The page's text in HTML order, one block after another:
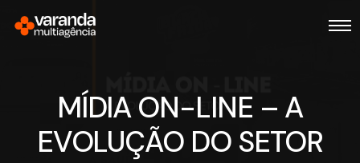
MÍDIA ON-LINE – A
EVOLUÇÃO DO SETOR